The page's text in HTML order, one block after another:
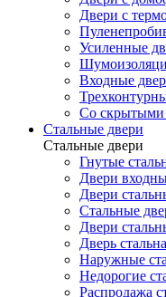
Двери с
Усиленные
Входные
Со скрытыми
Стальные двери
Стальные двери
Гнутые
Двери
Двери
Стальные
Двери
Дверь
Наружные
Недорогие
Распродажа